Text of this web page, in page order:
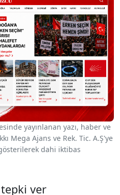
yayınlanan yazı, haber ve
Mega Ajans ve Rek. Tic. A.Ş'ye
dahi iktibas
ver